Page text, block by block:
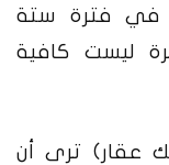
في فترة ستة
ليست كافية
عقار) ترى أن